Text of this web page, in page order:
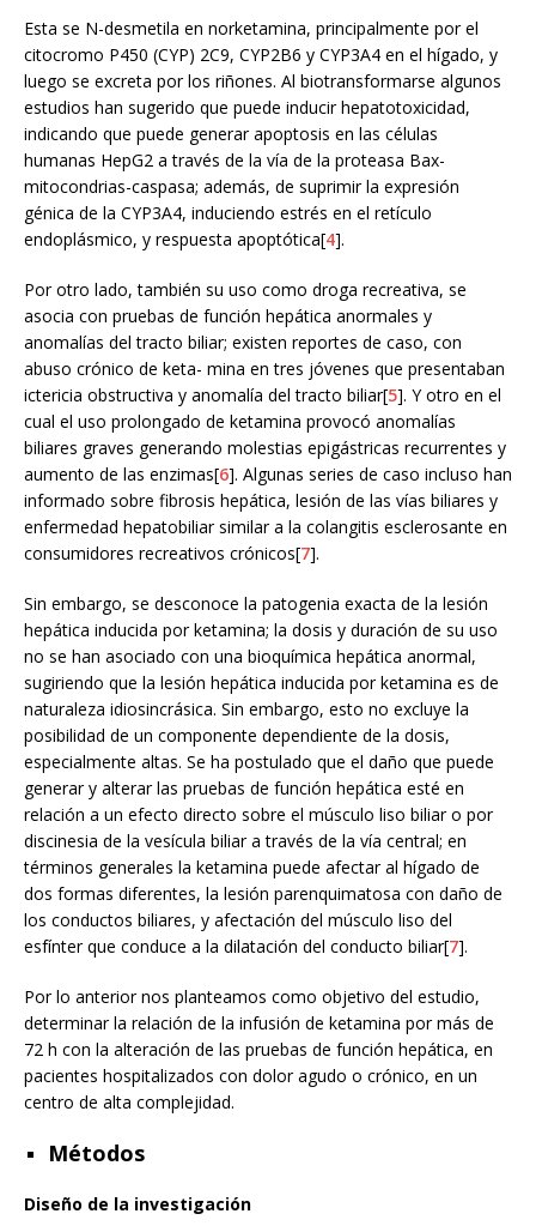
Esta se N-desmetila en norketamina, principalmente por el
citocromo P450 (CYP) 2C9, CYP2B6 y CYP3A4 en el hígado, y
luego se excreta por los riñones. Al biotransformarse algunos
estudios han sugerido que puede inducir hepatotoxicidad,
indicando que puede generar apoptosis en las células
humanas HepG2 a través de la vía de la proteasa Bax-
mitocondrias-caspasa; además, de suprimir la expresión
génica de la CYP3A4, induciendo estrés en el retículo
endoplásmico, y respuesta apoptótica[4].
Por otro lado, también su uso como droga recreativa, se
asocia con pruebas de función hepática anormales y
anomalías del tracto biliar; existen reportes de caso, con
abuso crónico de keta- mina en tres jóvenes que presentaban
ictericia obstructiva y anomalía del tracto biliar[5]. Y otro en el
cual el uso prolongado de ketamina provocó anomalías
biliares graves generando molestias epigástricas recurrentes y
aumento de las enzimas[6]. Algunas series de caso incluso han
informado sobre fibrosis hepática, lesión de las vías biliares y
enfermedad hepatobiliar similar a la colangitis esclerosante en
consumidores recreativos crónicos[7].
Sin embargo, se desconoce la patogenia exacta de la lesión
hepática inducida por ketamina; la dosis y duración de su uso
no se han asociado con una bioquímica hepática anormal,
sugiriendo que la lesión hepática inducida por ketamina es de
naturaleza idiosincrásica. Sin embargo, esto no excluye la
posibilidad de un componente dependiente de la dosis,
especialmente altas. Se ha postulado que el daño que puede
generar y alterar las pruebas de función hepática esté en
relación a un efecto directo sobre el músculo liso biliar o por
discinesia de la vesícula biliar a través de la vía central; en
términos generales la ketamina puede afectar al hígado de
dos formas diferentes, la lesión parenquimatosa con daño de
los conductos biliares, y afectación del músculo liso del
esfínter que conduce a la dilatación del conducto biliar[7].
Por lo anterior nos planteamos como objetivo del estudio,
determinar la relación de la infusión de ketamina por más de
72 h con la alteración de las pruebas de función hepática, en
pacientes hospitalizados con dolor agudo o crónico, en un
centro de alta complejidad.
Métodos
Diseño de la investigación